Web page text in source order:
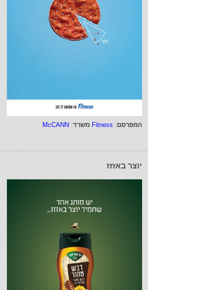
המפרסם:
Fitness משרד:
McCANN
יוצר באזזז